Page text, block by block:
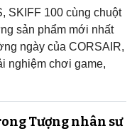
SKIFF 100 cùng chuột
sản phẩm mới nhất
ngày của CORSAIR,
nghiệm chơi game,
Tượng nhân sư